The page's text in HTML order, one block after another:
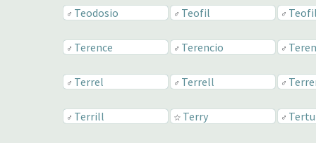
♂ Teodosio ♂ Teofil ♂
♂ Terence ♂ Terencio ♂
♂ Terrel ♂ Terrell ♂
♂ Terrill ☆ Terry ♂